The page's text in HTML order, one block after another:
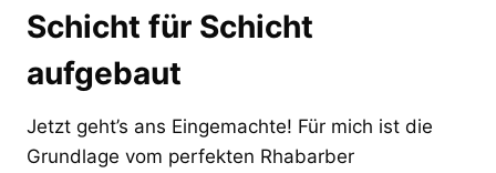
Schicht für Schicht
aufgebaut
Jetzt geht’s ans Eingemachte! Für mich ist die
Grundlage vom perfekten Rhabarber